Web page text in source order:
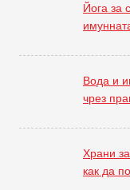
Йога за
Вода и
чрез
Храни
как да